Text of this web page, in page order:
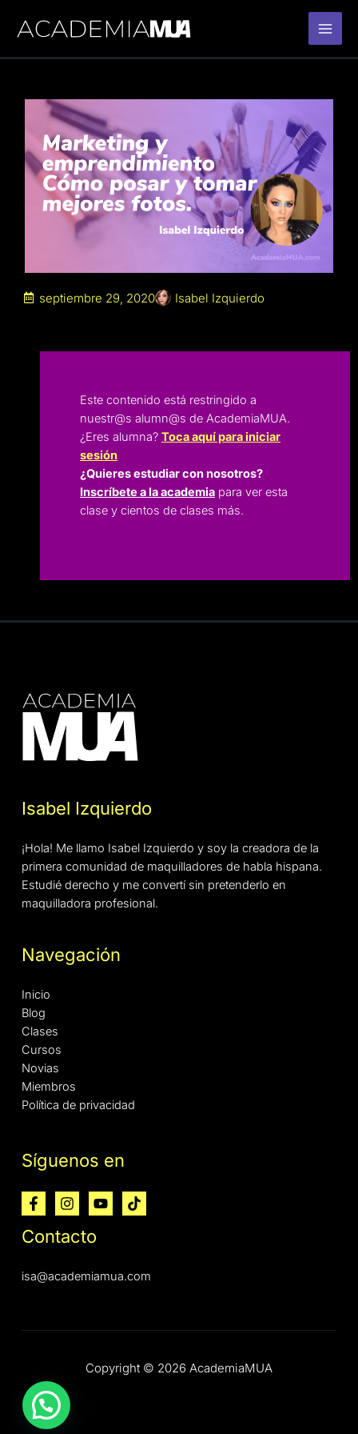
septiembre 29, 2020 Isabel Izquierdo
Este contenido está restringido a
nuestr@s alumn@s de AcademiaMUA.
¿Eres alumna? Toca aquí para iniciar
sesión
¿Quieres estudiar con nosotros?
Inscríbete a la academia para ver esta
clase y cientos de clases más.
Isabel Izquierdo
¡Hola! Me llamo Isabel Izquierdo y soy la creadora de la
primera comunidad de maquilladores de habla hispana.
Estudié derecho y me convertí sin pretenderlo en
maquilladora profesional.
Navegación
Inicio
Blog
Clases
Cursos
Novias
Miembros
Política de privacidad
Síguenos en
Contacto
isa@academiamua.com
Copyright © 2026 AcademiaMUA